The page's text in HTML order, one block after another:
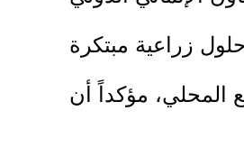
زراعية مبتكرة
المحلي، مؤكداً أن